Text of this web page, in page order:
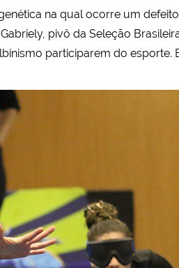
na qual ocorre um
pivô da Seleção
participarem do esporte.